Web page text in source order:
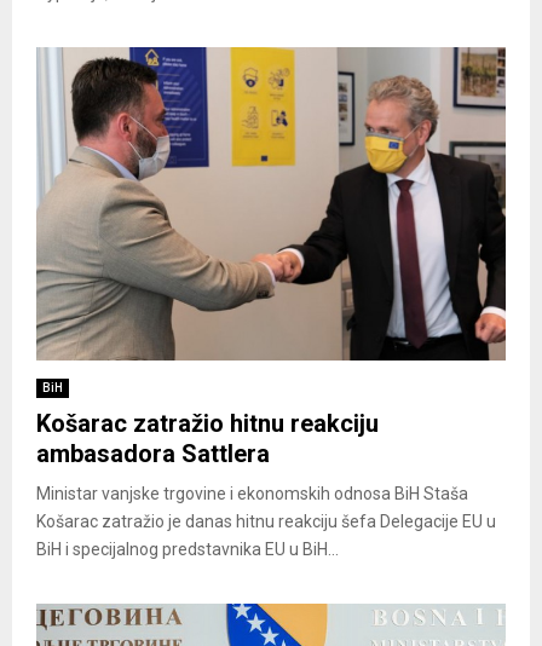
BiH
Košarac zatražio hitnu reakciju
ambasadora Sattlera
Ministar vanjske trgovine i ekonomskih odnosa BiH Staša
Košarac zatražio je danas hitnu reakciju šefa Delegacije EU u
BiH i specijalnog predstavnika EU u BiH...